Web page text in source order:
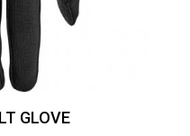
GLOVE